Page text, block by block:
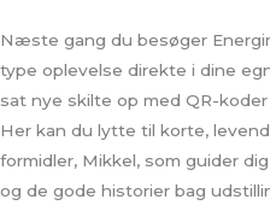
Næste gang du besøger
type oplevelse direkte i dine
sat nye skilte op med QR-
Her kan du lytte til korte,
formidler, Mikkel, som guider
og de gode historier bag